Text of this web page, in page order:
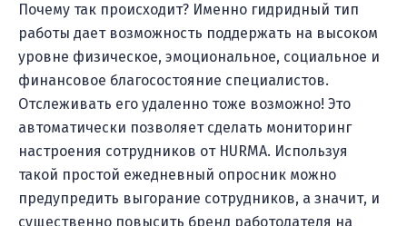
Почему так происходит? Именно гидридный тип
работы дает возможность поддержать на высоком
уровне физическое, эмоциональное, социальное и
финансовое благосостояние специалистов.
Отслеживать его удаленно тоже возможно! Это
автоматически позволяет сделать мониторинг
настроения сотрудников от HURMA. Используя
такой простой ежедневный опросник можно
предупредить выгорание сотрудников, а значит, и
существенно повысить бренд работодателя на